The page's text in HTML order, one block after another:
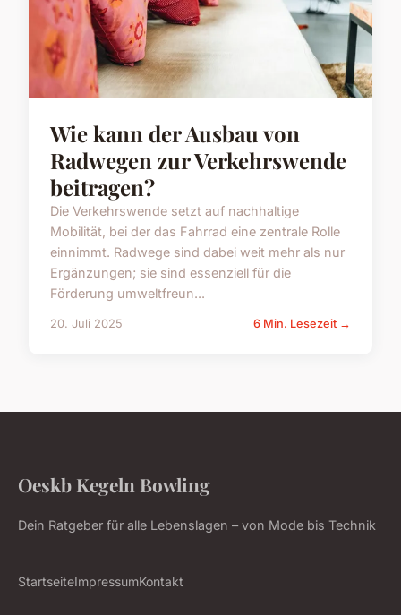
Wie kann der Ausbau von
Radwegen zur Verkehrswende
beitragen?
Die Verkehrswende setzt auf nachhaltige
Mobilität, bei der das Fahrrad eine zentrale Rolle
einnimmt. Radwege sind dabei weit mehr als nur
Ergänzungen; sie sind essenziell für die
Förderung umweltfreun...
20. Juli 2025 6 Min. Lesezeit →
Oeskb Kegeln Bowling
Dein Ratgeber für alle Lebenslagen – von Mode bis Technik
StartseiteImpressumKontakt